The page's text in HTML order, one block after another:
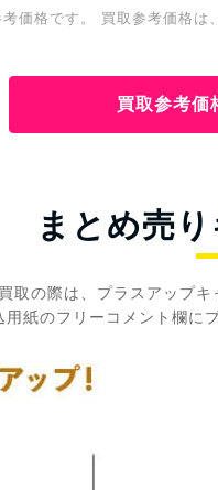
価格です。 買取参考価格は
買取参考価
まとめ売
取の際は、プラスアップ
紙のフリーコメント欄に